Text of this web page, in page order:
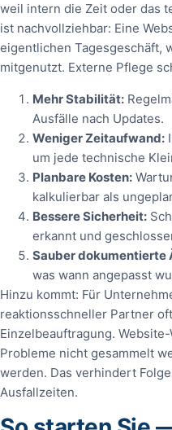
weil intern die Zeit oder das
ist nachvollziehbar: Eine
eigentlichen Tagesgeschäft,
mitgenutzt. Externe Pflege
Mehr Stabilität:
Ausfälle nach Updates.
Weniger Zeitaufwand:
um jede technische
Planbare Kosten:
kalkulierbar als
Bessere Sicherheit:
erkannt und
Sauber dokumentierte
was wann angepasst
Hinzu kommt: Für
reaktionsschneller Partner
Einzelbeauftragung.
Probleme nicht gesammelt
werden. Das verhindert
Ausfallzeiten.